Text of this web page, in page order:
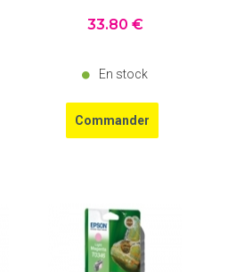
33.80 €
En stock